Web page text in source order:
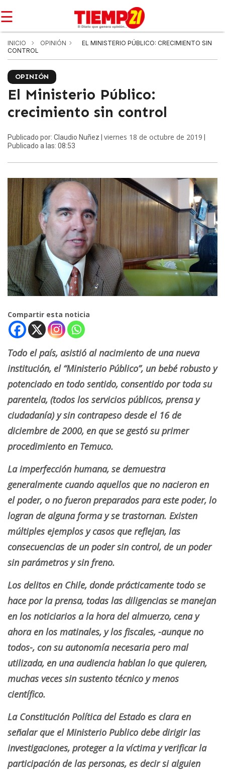
☰
INICIO OPINIÓN
EL MINISTERIO PÚBLICO: CRECIMIENTO SIN
CONTROL
OPINIÓN
El Ministerio Público:
crecimiento sin control
Publicado por: Claudio Nuñez | viernes 18 de octubre de 2019
Publicado a las: 08:53
Compartir esta noticia
Todo el país, asistió al nacimiento de una nueva
institución, el “Ministerio Público”, un bebé robusto y
potenciado en todo sentido, consentido por toda su
parentela, (todos los servicios públicos, prensa y
ciudadanía) y sin contrapeso desde el 16 de
diciembre de 2000, en que se gestó su primer
procedimiento en Temuco.
La imperfección humana, se demuestra
generalmente cuando aquellos que no nacieron en
el poder, o no fueron preparados para este poder, lo
logran de alguna forma y se trastornan. Existen
múltiples ejemplos y casos que reflejan, las
consecuencias de un poder sin control, de un poder
sin parámetros y sin freno.
Los delitos en Chile, donde prácticamente todo se
hace por la prensa, todas las diligencias se manejan
en los noticiarios a la hora del almuerzo, cena y
ahora en los matinales, y los fiscales, -aunque no
todos-, con su autonomía necesaria pero mal
utilizada, en una audiencia hablan lo que quieren,
muchas veces sin sustento técnico y menos
científico.
La Constitución Política del Estado es clara en
señalar que el Ministerio Publico debe dirigir las
investigaciones, proteger a la víctima y verificar la
participación de las personas, es decir si alguien